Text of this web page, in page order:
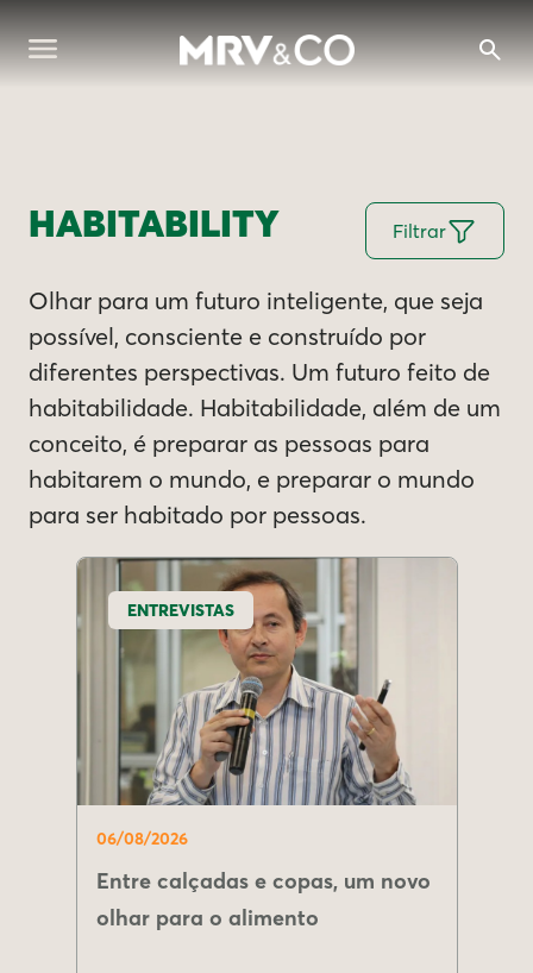
HABITABILITY Filtrar
Olhar para um futuro inteligente, que seja
possível, consciente e construído por
diferentes perspectivas. Um futuro feito de
habitabilidade. Habitabilidade, além de um
conceito, é preparar as pessoas para
habitarem o mundo, e preparar o mundo
para ser habitado por pessoas.
ENTREVISTAS
06/08/2026
Entre calçadas e copas, um novo
olhar para o alimento